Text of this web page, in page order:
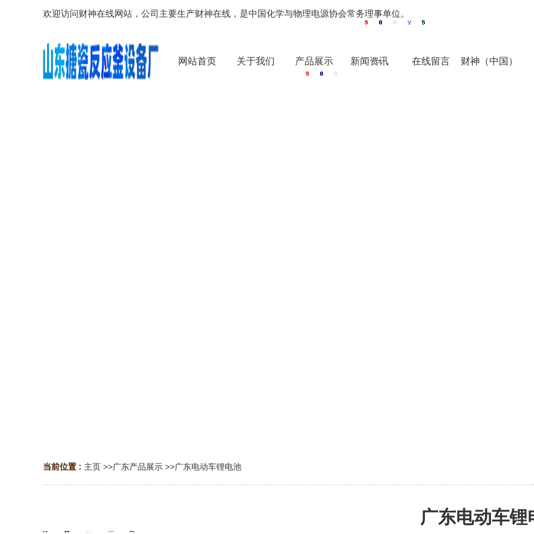
欢迎访问财神在线网站，公司主要生产财神在线，是中国化学与物理电源协会常务理事单位。
网站首页 关于我们 产品展示 新闻资讯 在线留言 财神（中国）
当前位置 : 主页 >>广东产品展示 >>广东电动车锂电池
广东电动车锂